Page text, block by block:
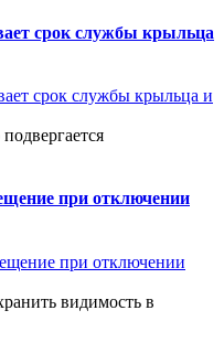
срок службы крыльца
при отключении
видимость в